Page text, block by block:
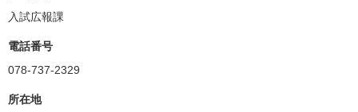
入試広報課
電話番号
078-737-2329
所在地